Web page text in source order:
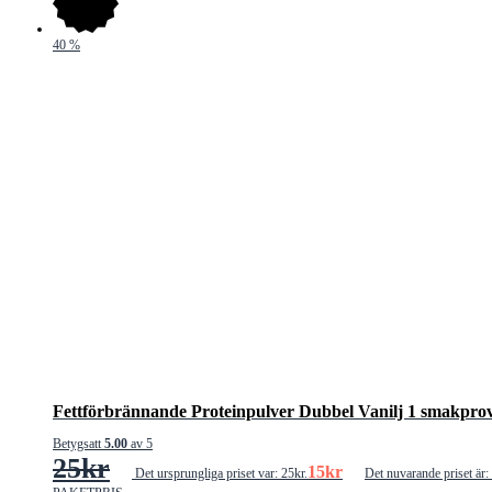
40 %
Fettförbrännande Proteinpulver Dubbel Vanilj 1
Betygsatt5.00 av 5
25kr Det ursprungliga priset var: 25kr.15kr Det nuvarande priset är: